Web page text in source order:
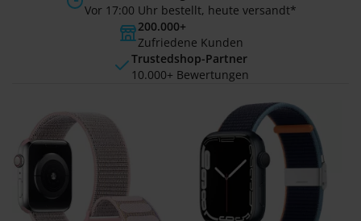
Vor 17:00 Uhr bestellt, heute versandt*
200.000+
Zufriedene Kunden
Trustedshop-Partner
10.000+ Bewertungen